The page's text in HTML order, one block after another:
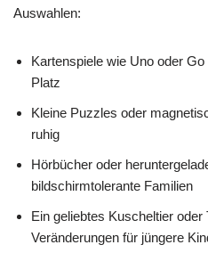
Auswahlen:
Kartenspiele wie Uno oder
Platz
Kleine Puzzles oder
ruhig
Hörbücher oder
bildschirmtolerante Familien
Ein geliebtes Kuscheltier oder
Veränderungen für jüngere